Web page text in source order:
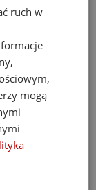
przetrzeć lekko
wyciągnięcie
ruch w
mogą